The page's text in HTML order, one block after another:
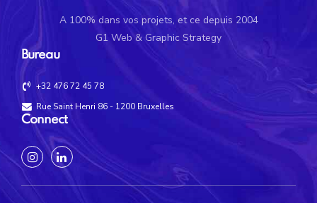
A 100% dans vos projets, et ce depuis 2004
G1 Web & Graphic Strategy
Bureau
+32 476 72 45 78
Rue Saint Henri 86 - 1200 Bruxelles
Connect